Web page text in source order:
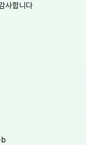
사합니다